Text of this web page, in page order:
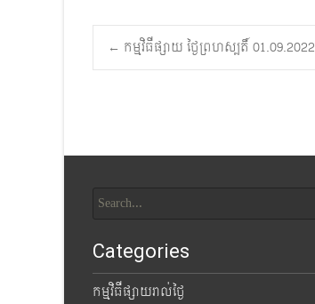
Post
← កម្មវិធីផ្សាយ ថ្ងៃព្រហស្បតិ៍ 01.09.2022
for:
Categories
កម្មវិធីផ្សាយរាល់ថ្ងៃ